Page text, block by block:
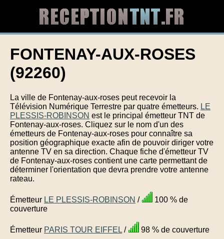
FONTENAY-AUX-ROSES
(92260)
La ville de Fontenay-aux-roses peut recevoir la
Télévision Numérique Terrestre par quatre émetteurs. LE
PLESSIS-ROBINSON est le principal émetteur TNT de
Fontenay-aux-roses. Cliquez sur le nom d'un des
émetteurs de Fontenay-aux-roses pour connaître sa
position géographique exacte afin de pouvoir diriger votre
antenne TV en sa direction. Chaque fiche d'émetteur TV
de Fontenay-aux-roses contient une carte permettant de
déterminer l'orientation que devra prendre votre antenne
rateau.
Émetteur LE PLESSIS-ROBINSON /
100 % de
couverture
Émetteur PARIS TOUR EIFFEL / 98 % de couverture